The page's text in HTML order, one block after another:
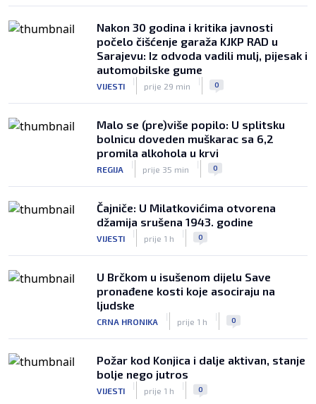
NOGOMET prije 9 h 0
Nakon 30 godina i kritika javnosti
počelo čišćenje garaža KJKP RAD u
Sarajevu: Iz odvoda vadili mulj, pijesak i
automobilske gume
VIJESTI
|
prije 29 min
| 0
Malo se (pre)više popilo: U splitsku
bolnicu doveden muškarac sa 6,2
promila alkohola u krvi
REGIJA
|
prije 35 min
| 0
Čajniče: U Milatkovićima otvorena
džamija srušena 1943. godine
VIJESTI
|
prije 1 h
| 0
U Brčkom u isušenom dijelu Save
pronađene kosti koje asociraju na
ljudske
CRNA HRONIKA
|
prije 1 h
| 0
Požar kod Konjica i dalje aktivan, stanje
bolje nego jutros
VIJESTI
|
prije 1 h
| 0